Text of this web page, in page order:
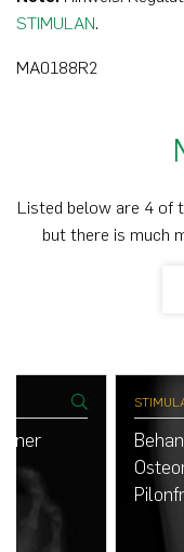
STIMULAN.
MA0188R2
Listed below are 4 of
but there is much